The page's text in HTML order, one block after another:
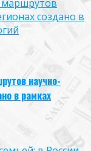
создано в
научно-
в рамках